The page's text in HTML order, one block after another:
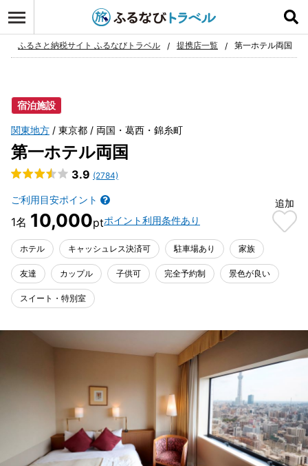
お気に入り
ふるさと納税サイト ふるなびトラベル 提携店一覧 第一ホテル両国
宿泊施設
関東地方 東京都 両国・葛西・錦糸町
第一ホテル両国
3.9 (2784)
ご利用目安ポイント
10,000 ポイント利用条件あり
追加
ホテル キャッシュレス決済可 駐車場あり 家族
友達 カップル 子供可 完全予約制 景色が良い
スイート・特別室